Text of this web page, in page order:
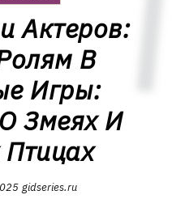
Актеров:
В
Игры:
Змеях И
gidseries.ru